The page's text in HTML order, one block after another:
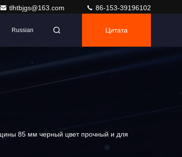
tlhtbjgs@163.com 86-153-39196102
Russian Цитата
85 мм черный цвет прочный и для